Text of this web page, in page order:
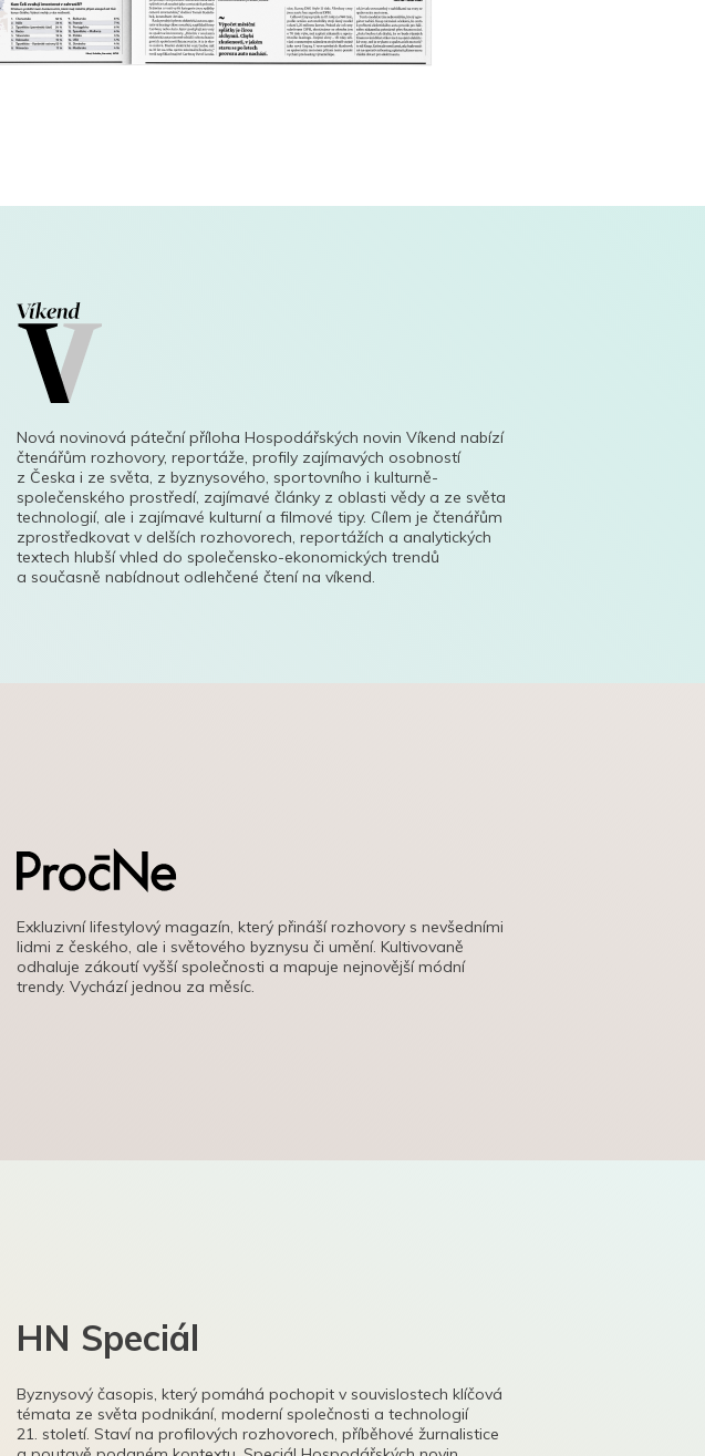
Nová novinová páteční příloha Hospodářských novin Víkend nabízí
čtenářům rozhovory, reportáže, profily zajímavých osobností
z Česka i ze světa, z byznysového, sportovního i kulturně-
společenského prostředí, zajímavé články z oblasti vědy a ze světa
technologií, ale i zajímavé kulturní a filmové tipy. Cílem je čtenářům
zprostředkovat v delších rozhovorech, reportážích a analytických
textech hlubší vhled do společensko-ekonomických trendů
a současně nabídnout odlehčené čtení na víkend.
Exkluzivní lifestylový magazín, který přináší rozhovory s nevšedními
lidmi z českého, ale i světového byznysu či umění. Kultivovaně
odhaluje zákoutí vyšší společnosti a mapuje nejnovější módní
trendy. Vychází jednou za měsíc.
HN Speciál
Byznysový časopis, který pomáhá pochopit v souvislostech klíčová
témata ze světa podnikání, moderní společnosti a technologií
21. století. Staví na profilových rozhovorech, příběhové žurnalistice